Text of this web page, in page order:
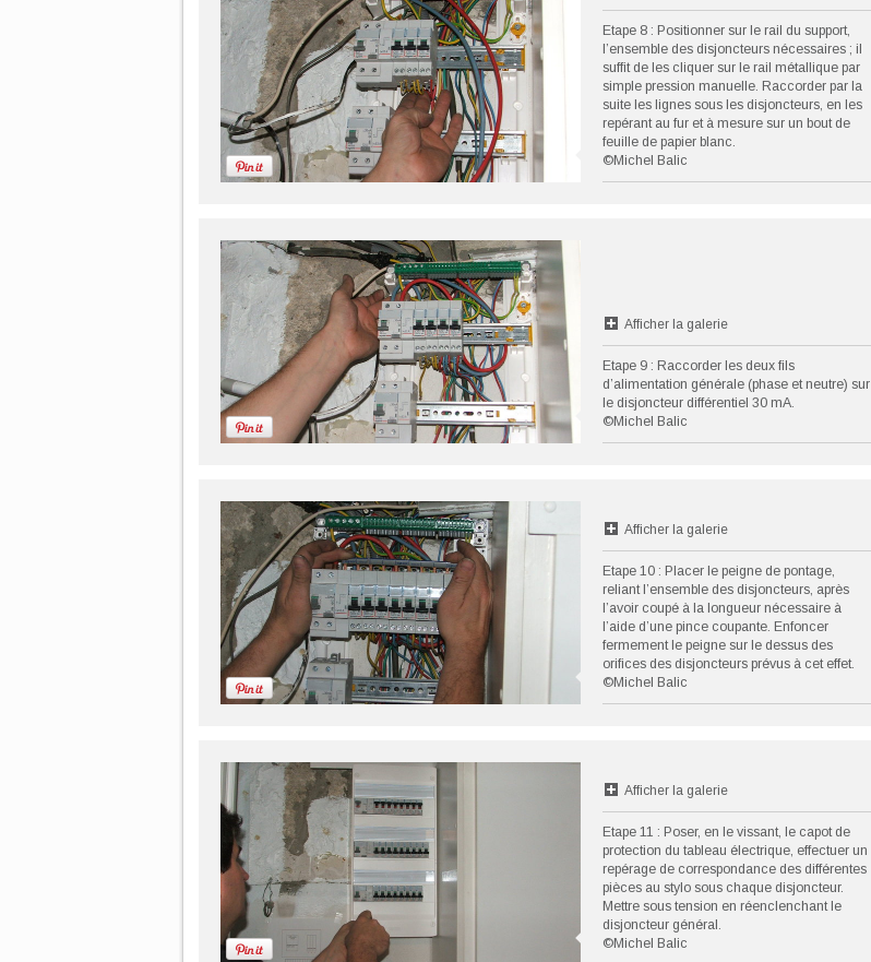
Etape 8 : Positionner sur le rail du support,
l’ensemble des disjoncteurs nécessaires ; il
suffit de les cliquer sur le rail métallique par
simple pression manuelle. Raccorder par la
suite les lignes sous les disjoncteurs, en les
repérant au fur et à mesure sur un bout de
feuille de papier blanc.
©Michel Balic
Afficher la galerie
Etape 9 : Raccorder les deux fils
d’alimentation générale (phase et neutre) sur
le disjoncteur différentiel 30 mA.
©Michel Balic
Afficher la galerie
Etape 10 : Placer le peigne de pontage,
reliant l’ensemble des disjoncteurs, après
l’avoir coupé à la longueur nécessaire à
l’aide d’une pince coupante. Enfoncer
fermement le peigne sur le dessus des
orifices des disjoncteurs prévus à cet effet.
©Michel Balic
Afficher la galerie
Etape 11 : Poser, en le vissant, le capot de
protection du tableau électrique, effectuer un
repérage de correspondance des différentes
pièces au stylo sous chaque disjoncteur.
Mettre sous tension en réenclenchant le
disjoncteur général.
©Michel Balic